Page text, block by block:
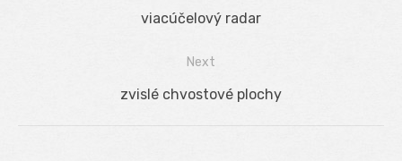
Previous
viacúčelový radar
Next
Next
zvislé chvostové plochy